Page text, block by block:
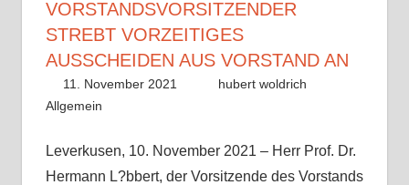
VORSTANDSVORSITZENDER
STREBT VORZEITIGES
AUSSCHEIDEN AUS VORSTAND AN
11. November 2021
hubert woldrich
Allgemein
Leverkusen, 10. November 2021 – Herr Prof. Dr.
Hermann L?bbert, der Vorsitzende des Vorstands